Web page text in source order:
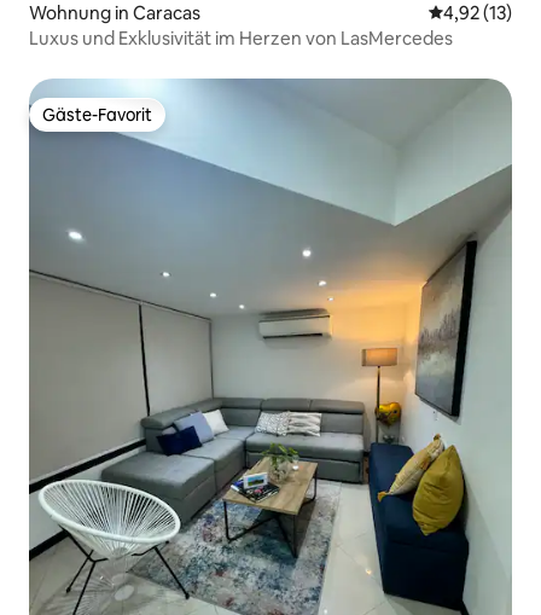
Wohnung in Caracas
4,92 (13)
Luxus und Exklusivität im Herzen von LasMercedes
Gäste-Favorit
Gäste-Favorit